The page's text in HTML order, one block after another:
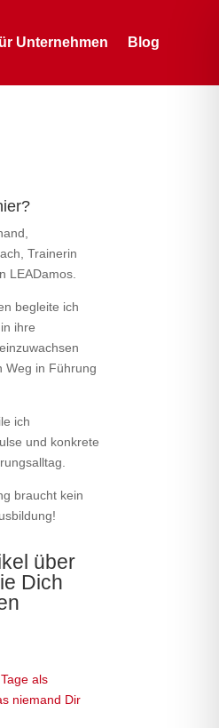
Unternehmen Blog
Trainerin
LEADamos.
begleite ich
ihre
Weg in Führung
ich
und konkrete
braucht kein
über
Dich